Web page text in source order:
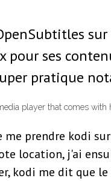
pour ses
pratique
player that comes
me prendre kodi
location, j'ai
kodi me dit que